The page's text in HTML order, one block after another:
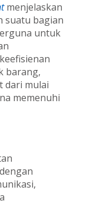
menjelaskan
suatu bagian
untuk
barang,
dari mulai
memenuhi